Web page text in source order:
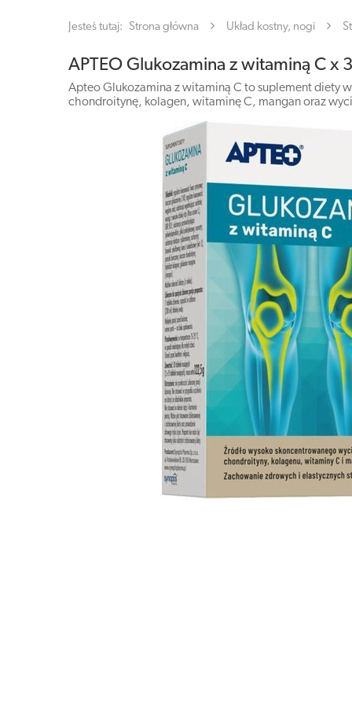
Jesteś tutaj: Strona główna Układ kostny, nogi
APTEO Glukozamina z witaminą C x
Apteo Glukozamina z witaminą C to suplement diety
chondroitynę, kolagen, witaminę C, mangan oraz